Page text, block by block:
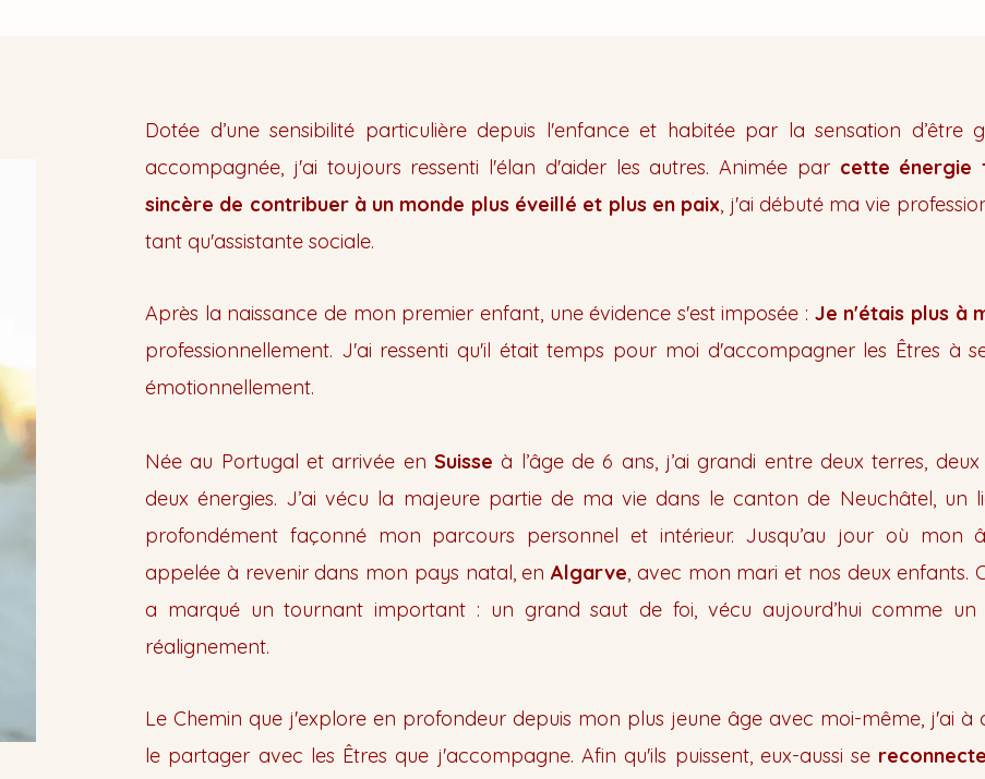
Dotée d’une sensibilité particulière depuis l'enfance et habitée par la sensation d’être
accompagnée, j'ai toujours ressenti l'élan d'aider les autres. Animée par cette
sincère de contribuer à un monde plus éveillé et plus en paix, j'ai débuté ma vie
tant qu'assistante sociale.
Après la naissance de mon premier enfant, une évidence s'est imposée : Je n'étais plus à
professionnellement. J'ai ressenti qu'il était temps pour moi d'accompagner les Êtres à
émotionnellement.
Née au Portugal et arrivée en Suisse à l’âge de 6 ans, j’ai grandi entre deux terres, deux
deux énergies. J’ai vécu la majeure partie de ma vie dans le canton de Neuchâtel, un
profondément façonné mon parcours personnel et intérieur. Jusqu’au jour où mon
appelée à revenir dans mon pays natal, enAlgarve, avec mon mari et nos deux enfants.
a marqué un tournant important : un grand saut de foi, vécu aujourd’hui comme un
réalignement.
Le Chemin que j'explore en profondeur depuis mon plus jeune âge avec moi-même, j'ai à
le partager avec les Êtres que j'accompagne. Afin qu'ils puissent, eux-aussi se